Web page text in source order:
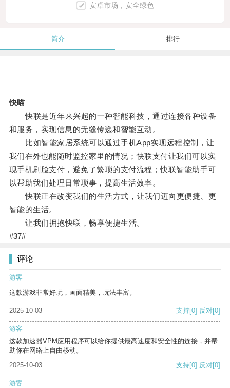
安卓市场，安全绿色
简介 排行
快喵
快联是近年来兴起的一种智能科技，通过连接各种设备
和服务，实现信息的无缝传递和智能互动。
比如智能家居系统可以通过手机App实现远程控制，让
我们在外也能随时监控家里的情况；快联支付让我们可以实
现手机刷脸支付，避免了繁琐的支付流程；快联智能助手可
以帮助我们处理日常琐事，提高生活效率。
快联正在改变我们的生活方式，让我们迈向更便捷、更
智能的生活。
让我们拥抱快联，畅享便捷生活。
#37#
评论
游客
这款游戏非常好玩，画面精美，玩法丰富。
2025-10-03 支持[0] 反对[0]
游客
这款加速器VPM应用程序可以给你提供最高速度和安全性的连接，并帮
助你在网络上自由移动。
2025-10-03
支持[0] 反对[0]
游客